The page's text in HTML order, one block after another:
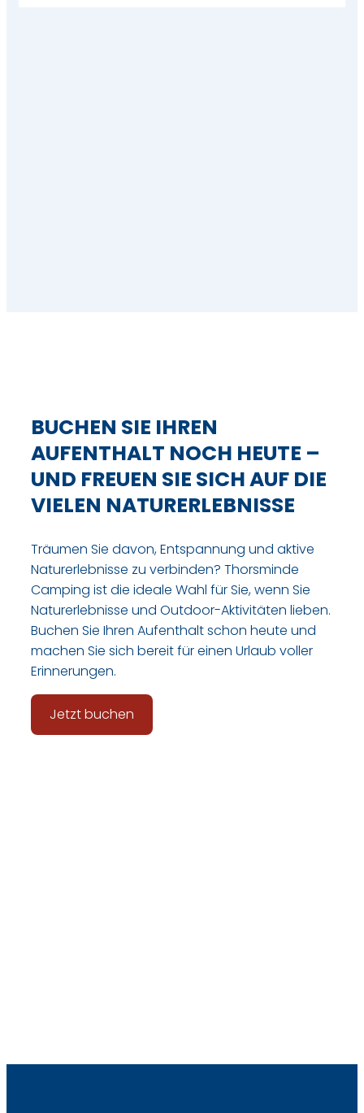
BUCHEN SIE IHREN
AUFENTHALT NOCH HEUTE –
UND FREUEN SIE SICH AUF DIE
VIELEN NATURERLEBNISSE
Träumen Sie davon, Entspannung und aktive
Naturerlebnisse zu verbinden? Thorsminde
Camping ist die ideale Wahl für Sie, wenn Sie
Naturerlebnisse und Outdoor-Aktivitäten lieben.
Buchen Sie Ihren Aufenthalt schon heute und
machen Sie sich bereit für einen Urlaub voller
Erinnerungen.
Jetzt buchen